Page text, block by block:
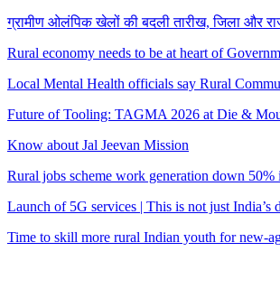
ग्रामीण ओलंपिक खेलों की बदली तारीख, जिला और
Rural economy needs to be at heart of
Local Mental Health officials say Rural
Future of Tooling: TAGMA 2026 at Die &
Know about Jal Jeevan Mission
Rural jobs scheme work generation down 50%
Launch of 5G services | This is not just India’s
Time to skill more rural Indian youth for new-